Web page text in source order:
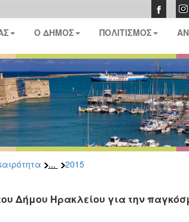
Ο ΔΗΜΟΣ ΠΟΛΙΤΙΣΜΟΣ
... 2015
Δήμου Ηρακλείου για την